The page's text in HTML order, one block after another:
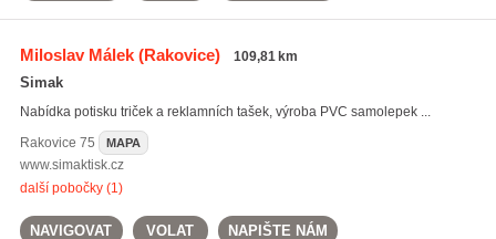
Miloslav Málek(Rakovice) 109,81 km
Simak
Nabídka potisku triček a reklamních tašek, výroba PVC samolepek ...
Rakovice 75 MAPA
www.simaktisk.cz
další pobočky (1)
NAVIGOVAT VOLAT NAPIŠTE NÁM